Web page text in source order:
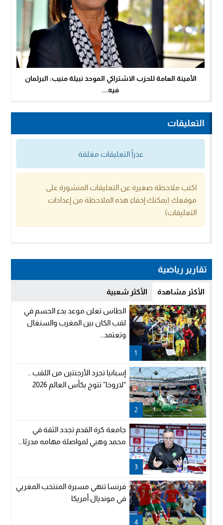
الأمينة العامة للحزب الاشتراكي الموحد نبيلة منيب: البرلمان
فيه...
التعليقات
عذراً التعليقات مغلقة
اكتب ملاحظة صغيرة عن التعليقات المنشورة على
موقعك (يمكنك إخفاء هذه الملاحظة من إعدادات
التعليقات)
تقارير رياضية
الأكثر مشاهدة الأكثر شعبية
1
الطاس تعلن موعد بدء الحسم في
لقب الكان بين المغرب والسنغال
وتعتمد...
2
إسبانيا تجرد الأرجنتين من اللقب ..
“لاروخا” تتوج بكأس العالم 2026
3
جامعة كرة القدم تجدد الثقة في
محمد وهبي لمواصلة مهامه مدربًا...
4
فرنسا تنهي مسيرة المنتخب المغربي
في مونديال أمريكا